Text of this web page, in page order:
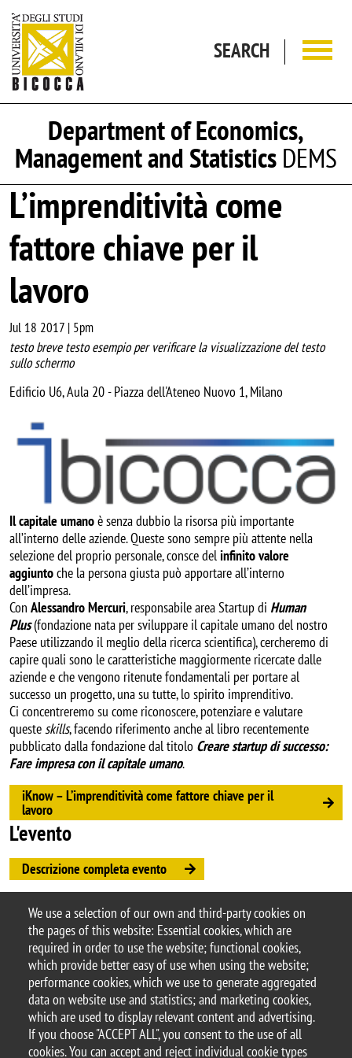
We use a selection of our own and third-party cookies on
the pages of this website: Essential cookies, which are
required in order to use the website; functional cookies,
which provide better easy of use when using the website;
performance cookies, which we use to generate aggregated
data on website use and statistics; and marketing cookies,
which are used to display relevant content and advertising.
If you choose "ACCEPT ALL", you consent to the use of all
cookies. You can accept and reject individual cookie types
SEARCH
Department of Economics,
Management and StatisticsDEMS
L’imprenditività come
fattore chiave per il
lavoro
Jul 18 2017 | 5pm
testo breve testo esempio per verificare la visualizzazione del testo
sullo schermo
Edificio U6, Aula 20 - Piazza dell'Ateneo Nuovo 1, Milano
Image
Il capitale umanoè senza dubbio la risorsa più importante
all’interno delle aziende. Queste sono sempre più attente nella
selezione del proprio personale, consce delinfinito valore
aggiuntoche la persona giusta può apportare all’interno
dell’impresa.
Con Alessandro Mercuri, responsabile area Startup di Human
Plus(fondazione nata per sviluppare il capitale umano del nostro
Paese utilizzando il meglio della ricerca scientifica), cercheremo di
capire quali sono le caratteristiche maggiormente ricercate dalle
aziende e che vengono ritenute fondamentali per portare al
successo un progetto, una su tutte, lo spirito imprenditivo.
Ci concentreremo su come riconoscere, potenziare e valutare
questeskills, facendo riferimento anche al libro recentemente
pubblicato dalla fondazione dal titolo Creare startup di successo:
Fare impresa con il capitale umano.
iKnow – L’imprenditività come fattore chiave per il
lavoro
L'evento
Descrizione completa evento
Iscriversi all'evento
Argomento
Seminars
© 2025 University of Milano-Bicocca
Piazza dell'Ateneo Nuovo, 1 - 20126, Milan